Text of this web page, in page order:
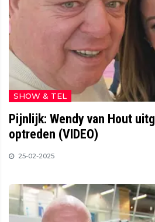
SHOW & TEL
Pijnlijk: Wendy van Hout
optreden (VIDEO)
25-02-2025